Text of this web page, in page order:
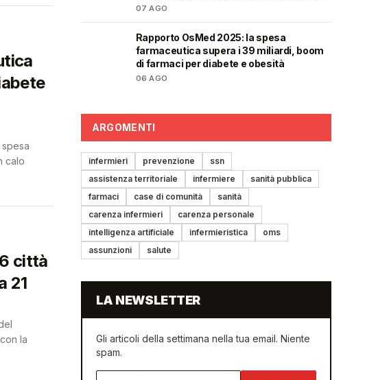
calo
città
21
la
07 AGO
Rapporto OsMed 2025: la spesa
farmaceutica supera i 39 miliardi, boom
di farmaci per diabete e obesità
06 AGO
ARGOMENTI
infermieri prevenzione
ssn
assistenza territoriale
infermiere
sanità pubblica
farmaci
case di comunità
sanità
carenza infermieri
carenza personale
intelligenza artificiale
infermieristica
oms
assunzioni
salute
LA NEWSLETTER
Gli articoli della settimana nella tua email. Niente
spam.